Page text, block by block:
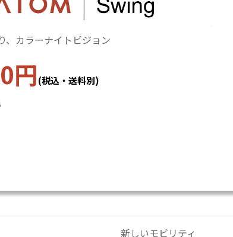
、カラーナイトビジョン
円(税込・送料別)
新しいモビリティ